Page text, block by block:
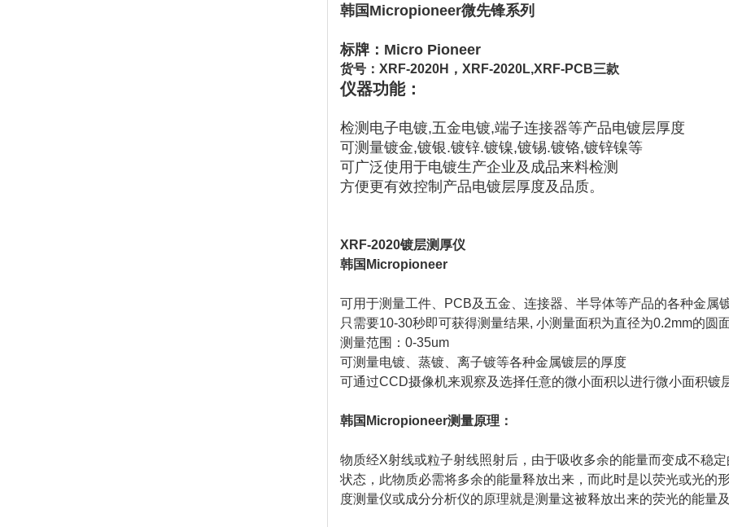
韩国Micropioneer微先锋系列
标牌：Micro Pioneer
货号：XRF-2020H，XRF-2020L,XRF-PCB三款
仪器功能：
检测电子电镀,五金电镀,端子连接器等产品电镀层厚度
可测量镀金,镀银.镀锌.镀镍,镀锡.镀铬,镀锌镍等
可广泛使用于电镀生产企业及成品来料检测
方便更有效控制产品电镀层厚度及品质。
XRF-2020镀层测厚仪
韩国Micropioneer
可用于测量工件、PCB及五金、连接器、半导体等产品的各种金属
只需要10-30秒即可获得测量结果, 小测量面积为直径为0.2mm的圆
测量范围：0-35um
可测量电镀、蒸镀、离子镀等各种金属镀层的厚度
可通过CCD摄像机来观察及选择任意的微小面积以进行微小面积镀
韩国Micropioneer测量原理：
物质经X射线或粒子射线照射后，由于吸收多余的能量而变成不稳
状态，此物质必需将多余的能量释放出来，而此时是以荧光或光的
度测量仪或成分分析仪的原理就是测量这被释放出来的荧光的能量